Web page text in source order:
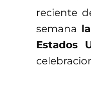
reciente
semana
Estados